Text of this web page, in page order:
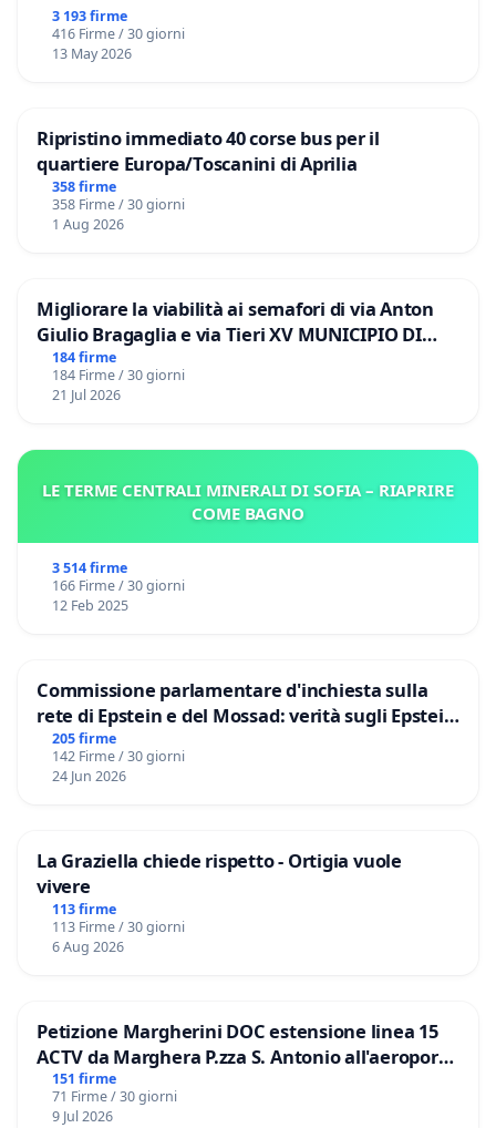
3 193 firme
416 Firme / 30 giorni
13 May 2026
Ripristino immediato 40 corse bus per il
quartiere Europa/Toscanini di Aprilia
358 firme
358 Firme / 30 giorni
1 Aug 2026
Migliorare la viabilità ai semafori di via Anton
Giulio Bragaglia e via Tieri XV MUNICIPIO DI
ROMA
184 firme
184 Firme / 30 giorni
21 Jul 2026
LE TERME CENTRALI MINERALI DI SOFIA – RIAPRIRE
COME BAGNO
3 514 firme
166 Firme / 30 giorni
12 Feb 2025
Commissione parlamentare d'inchiesta sulla
rete di Epstein e del Mossad: verità sugli Epstein
Files
205 firme
142 Firme / 30 giorni
24 Jun 2026
La Graziella chiede rispetto - Ortigia vuole
vivere
113 firme
113 Firme / 30 giorni
6 Aug 2026
Petizione Margherini DOC estensione linea 15
ACTV da Marghera P.zza S. Antonio all'aeroporto
Marco Polo tariffa a € 1,50
151 firme
71 Firme / 30 giorni
9 Jul 2026